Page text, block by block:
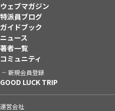
ウェブマガジン
特派員ブログ
ガイドブック
ニュース
著者一覧
コミュニティ
新規会員登録
GOOD LUCK TRIP
運営会社